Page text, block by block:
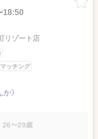
18:50
リゾート店
ッチング
》
26〜29歳